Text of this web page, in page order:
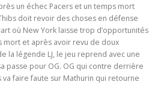
un échec Pacers et un temps mort
doit revoir des choses en défense
où New York laisse trop d’opportunités
mort et après avoir revu de doux
la légende LJ, le jeu reprend avec une
passe pour OG. OG qui contre derrière
faire faute sur Mathurin qui retourne